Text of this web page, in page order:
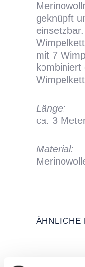
geknüpft
mit 7
Länge:
ca. 3
Material:
ÄHNLICHE